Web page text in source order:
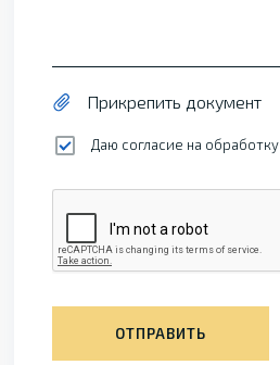
Прикрепить документ
Даю согласие на обработку
ОТПРАВИТЬ